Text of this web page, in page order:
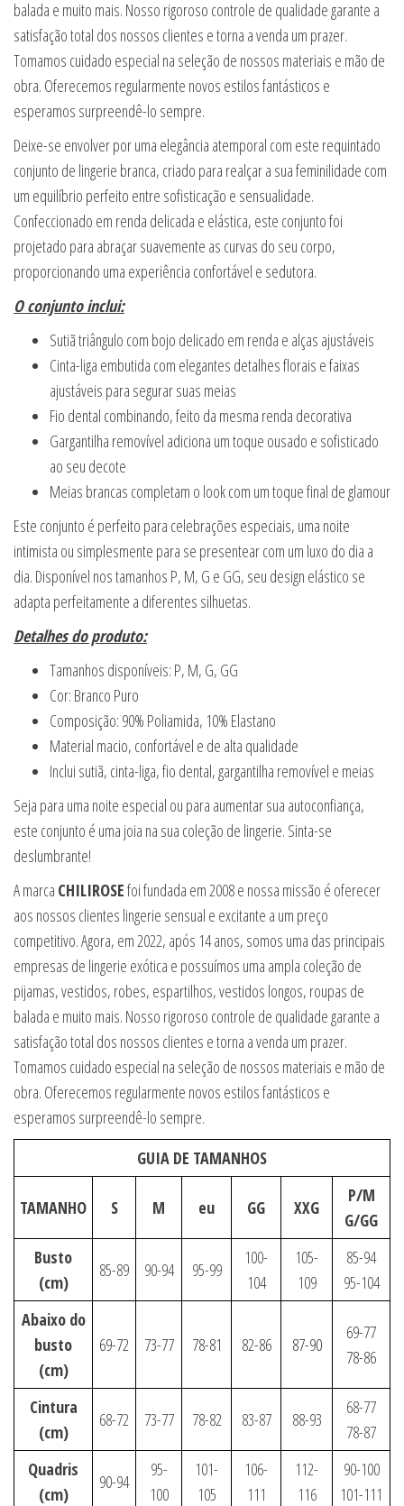
balada e muito mais. Nosso rigoroso controle de qualidade garante a
satisfação total dos nossos clientes e torna a venda um prazer.
Tomamos cuidado especial na seleção de nossos materiais e mão de
obra. Oferecemos regularmente novos estilos fantásticos e
esperamos surpreendê-lo sempre.
Deixe-se envolver por uma elegância atemporal com este requintado
conjunto de lingerie branca, criado para realçar a sua feminilidade com
um equilíbrio perfeito entre sofisticação e sensualidade.
Confeccionado em renda delicada e elástica, este conjunto foi
projetado para abraçar suavemente as curvas do seu corpo,
proporcionando uma experiência confortável e sedutora.
O conjunto inclui:
Sutiã triângulo com bojo delicado em renda e alças ajustáveis
Cinta-liga embutida com elegantes detalhes florais e faixas
ajustáveis para segurar suas meias
Fio dental combinando, feito da mesma renda decorativa
Gargantilha removível adiciona um toque ousado e sofisticado
ao seu decote
Meias brancas completam o look com um toque final de glamour
Este conjunto é perfeito para celebrações especiais, uma noite
intimista ou simplesmente para se presentear com um luxo do dia a
dia. Disponível nos tamanhos P, M, G e GG, seu design elástico se
adapta perfeitamente a diferentes silhuetas.
Detalhes do produto:
Tamanhos disponíveis: P, M, G, GG
Cor: Branco Puro
Composição: 90% Poliamida, 10% Elastano
Material macio, confortável e de alta qualidade
Inclui sutiã, cinta-liga, fio dental, gargantilha removível e meias
Seja para uma noite especial ou para aumentar sua autoconfiança,
este conjunto é uma joia na sua coleção de lingerie. Sinta-se
deslumbrante!
A marca CHILIROSEfoi fundada em 2008 e nossa missão é oferecer
aos nossos clientes lingerie sensual e excitante a um preço
competitivo. Agora, em 2022, após 14 anos, somos uma das principais
empresas de lingerie exótica e possuímos uma ampla coleção de
pijamas, vestidos, robes, espartilhos, vestidos longos, roupas de
balada e muito mais. Nosso rigoroso controle de qualidade garante a
satisfação total dos nossos clientes e torna a venda um prazer.
Tomamos cuidado especial na seleção de nossos materiais e mão de
obra. Oferecemos regularmente novos estilos fantásticos e
esperamos surpreendê-lo sempre.
GUIA DE TAMANHOS
TAMANHO S M eu GG XXG
P/M
G/GG
Busto
(cm)
85-89 90-94 95-99
100-
104
105-
109
85-94
95-104
Abaixo do
busto
(cm)
69-72 73-77 78-81 82-86 87-90
69-77
78-86
Cintura
(cm)
68-72 73-77 78-82 83-87 88-93
68-77
78-87
Quadris
(cm)
90-94
95-
100
101-
105
106-
111
112-
116
90-100
101-111